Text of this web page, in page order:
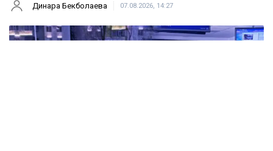
Динара Бекболаева 07.08.2026, 14:27